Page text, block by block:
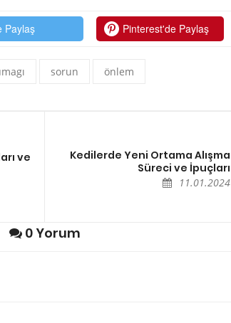
Paylaş Pinterest'de Paylaş
sorun önlem
ve
Kedilerde Yeni Ortama Alışma
Süreci ve İpuçları
11.01.2024
0 Yorum